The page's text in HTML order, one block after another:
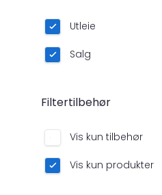
Utleie
Salg
Filtertilbehør
Vis kun tilbehør
Vis kun produkter